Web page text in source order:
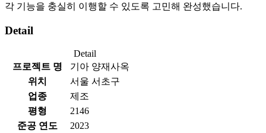
각 기능을 충실히 이행할 수 있도록 고민해 완성했습니다.
Detail
Detail
프로젝트 명
기아 양재사옥
위치
서울 서초구
업종
제조
평형
2146
준공 연도
2023